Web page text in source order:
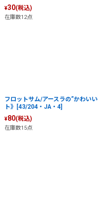
¥30(税込)
在庫数12点
フロットサム/アースラの”かわい
ト》[43/204・JA・4]
¥80(税込)
在庫数15点